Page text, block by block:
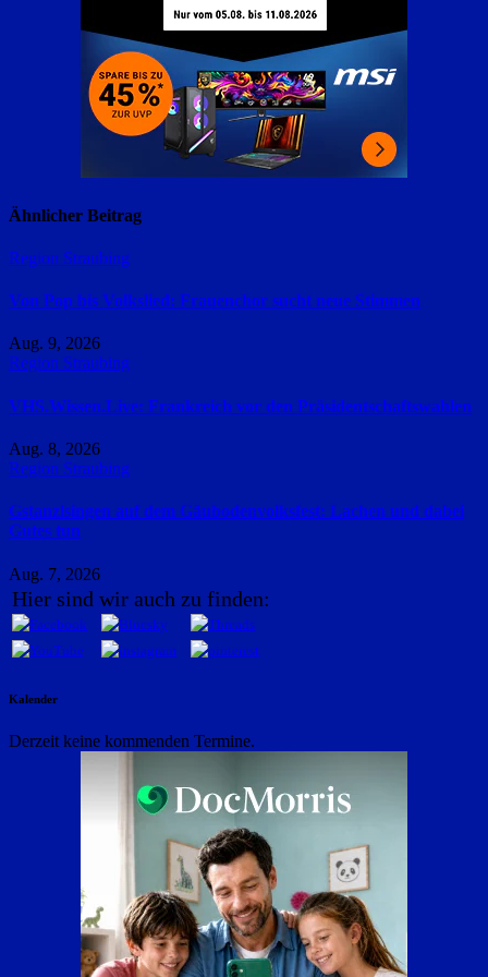
Ähnlicher Beitrag
Region Straubing
Von Pop bis Volkslied: Frauenchor sucht neue Stimmen
Aug. 9, 2026
Region Straubing
VHS.Wissen.Live: Frankreich vor den Präsidentschaftswahlen
Aug. 8, 2026
Region Straubing
Gstanzlsingen auf dem Gäubodenvolksfest: Lachen und dabei
Gutes tun
Aug. 7, 2026
Hier sind wir auch zu finden:
Kalender
Derzeit keine kommenden Termine.